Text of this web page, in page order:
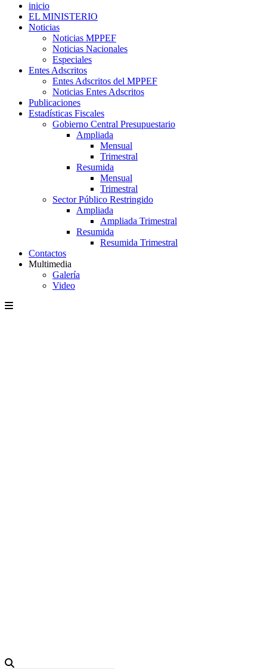
inicio
EL MINISTERIO
Noticias
Noticias MPPEF
Noticias Nacionales
Especiales
Entes Adscritos
Entes Adscritos del MPPEF
Noticias Entes Adscritos
Publicaciones
Estadísticas Fiscales
Gobierno Central Presupuestario
Ampliada
Mensual
Trimestral
Resumida
Mensual
Trimestral
Sector Público Restringido
Ampliada
Ampliada Trimestral
Resumida
Resumida Trimestral
Contactos
Multimedia
Galería
Video